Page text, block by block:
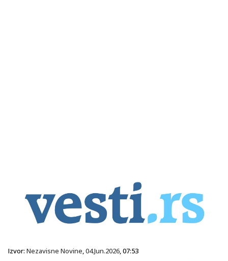
Izvor: Nezavisne Novine,04.Jun.2026, 07:53